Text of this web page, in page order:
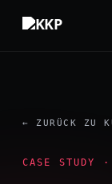
← ZURÜCK ZU
CASE STUDY